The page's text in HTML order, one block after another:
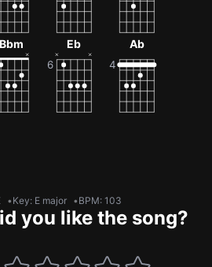
Bbm Eb Ab
Key: E major BPM: 103
you like the song?